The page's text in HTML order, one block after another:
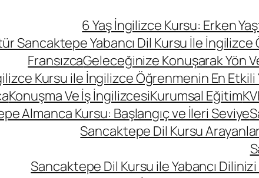
6 Yaş İngilizce Kursu: Erken
Sancaktepe Yabancı Dil Kursu İle İngilizce
FransızcaGeleceğinize Konuşarak Yön
Kursu ile İngilizce Öğrenmenin En Etkili
Konuşma Ve İş İngilizcesiKurumsal Eğitim
Almanca Kursu: Başlangıç ve İleri Seviye
Sancaktepe Dil Kursu
Sancaktepe Dil Kursu ile Yabancı